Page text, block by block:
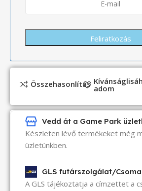
Összehasonlítás adom
Vedd át a Game Park
Készleten lévő termékeket még
üzletünkben.
GLS futárszolgálat/
A GLS tájékoztatja a címzettet a